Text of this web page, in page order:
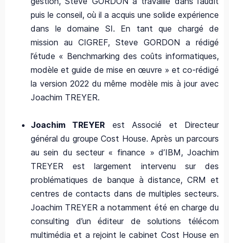
puis le conseil, où il a acquis une solide expérience
dans le domaine SI. En tant que chargé de
mission au CIGREF, Steve GORDON a rédigé
l’étude « Benchmarking des coûts informatiques,
modèle et guide de mise en œuvre » et co-rédigé
la version 2022 du même modèle mis à jour avec
Joachim TREYER.
Joachim TREYER est Associé et Directeur
général du groupe Cost House. Après un parcours
au sein du secteur « finance » d’IBM, Joachim
TREYER est largement intervenu sur des
problématiques de banque à distance, CRM et
centres de contacts dans de multiples secteurs.
Joachim TREYER a notamment été en charge du
consulting d’un éditeur de solutions télécom
multimédia et a rejoint le cabinet Cost House en